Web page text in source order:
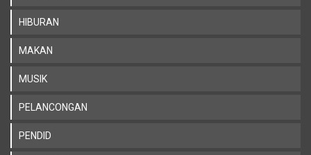
HIBURAN
MAKAN
MUSIK
PELANCONGAN
PENDID